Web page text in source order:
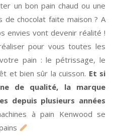
un bon pain chaud ou une
de chocolat faite maison ? A
envies vont devenir réalité !
pour vous toutes les
pain : le pétrissage, le
et bien sûr la cuisson. Et si
de qualité, la marque
depuis plusieurs années
à pain Kenwood se